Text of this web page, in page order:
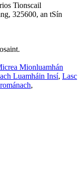
Tionscail
325600, an tSín
Mionluamhán
Luamháin Insí, Lasc
,